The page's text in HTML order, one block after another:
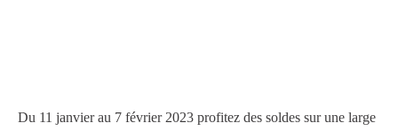
Du 11 janvier au 7 février 2023 profitez des soldes sur une large